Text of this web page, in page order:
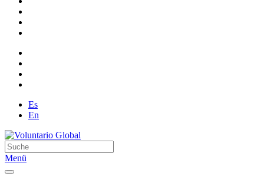
Es
En
Menü